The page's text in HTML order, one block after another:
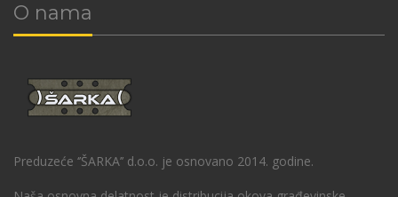
O nama
Preduzeće ‘’ŠARKA’’ d.o.o. je osnovano 2014. godine.